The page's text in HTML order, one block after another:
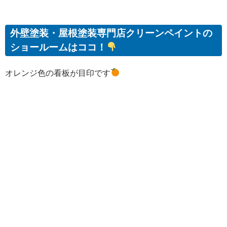
外壁塗装・屋根塗装専門店クリーンペイントの
ショールームはココ！
オレンジ色の看板が目印です